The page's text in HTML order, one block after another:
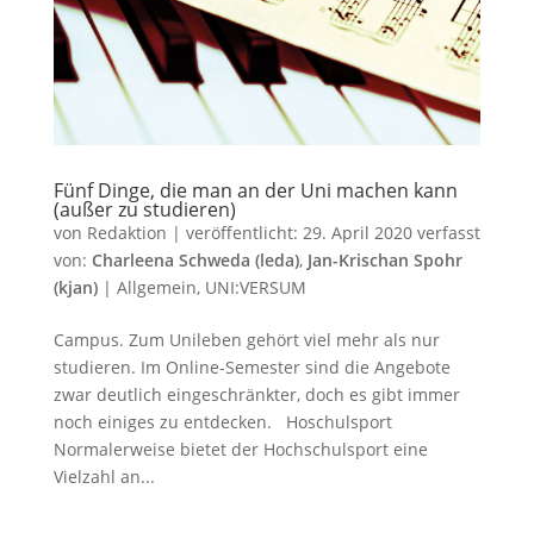
Fünf Dinge, die man an der Uni machen kann
(außer zu studieren)
von Redaktion | veröffentlicht: 29. April 2020verfasst
von: Charleena Schweda (leda), Jan-Krischan Spohr
(kjan)| Allgemein, UNI:VERSUM
Campus. Zum Unileben gehört viel mehr als nur
studieren. Im Online-Semester sind die Angebote
zwar deutlich eingeschränkter, doch es gibt immer
noch einiges zu entdecken. Hoschulsport
Normalerweise bietet der Hochschulsport eine
Vielzahl an...